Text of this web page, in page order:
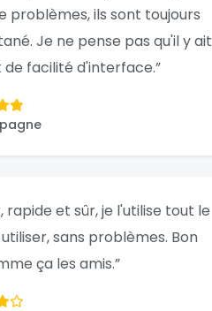
problèmes, ils sont toujours
Je ne pense pas qu'il y ait
facilité d'interface.”
et sûr, je l'utilise tout le
sans problèmes. Bon
ça les amis.”